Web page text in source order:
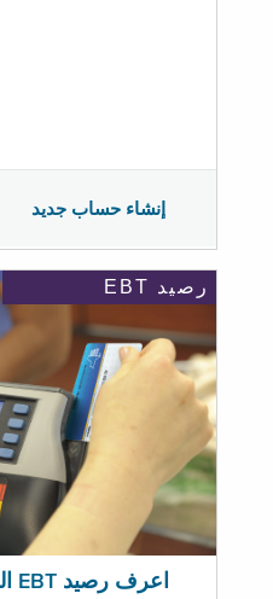
إنشاء حساب جديد
رصيد EBT
اعرف رصيد EBT الخاص بك